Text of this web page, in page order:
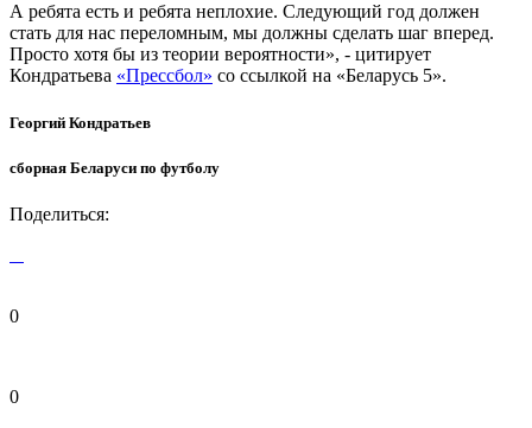
А ребята есть и ребята неплохие. Следующий год должен
стать для нас переломным, мы должны сделать шаг вперед.
Просто хотя бы из теории вероятности», - цитирует
Кондратьева «Прессбол» со ссылкой на «Беларусь 5».
Георгий Кондратьев
сборная Беларуси по футболу
Поделиться:
0
0